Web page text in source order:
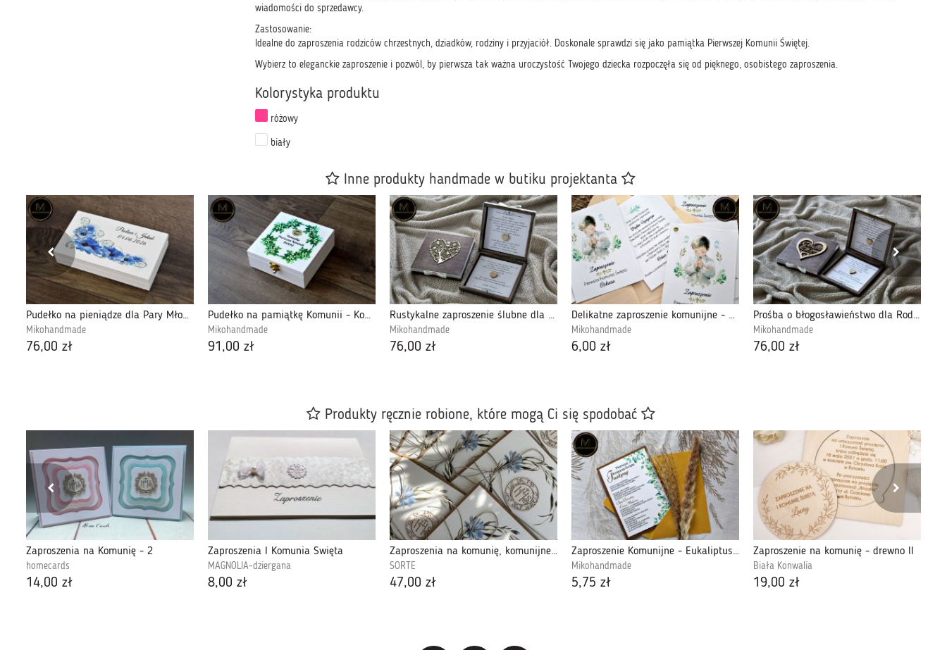
wiadomości do sprzedawcy.
Zastosowanie:
Idealne do zaproszenia rodziców chrzestnych, dziadków, rodziny i przyjaciół. Doskonale sprawdzi się jako pamiątka Pierwszej Komunii Świętej.
Wybierz to eleganckie zaproszenie i pozwól, by pierwsza tak ważna uroczystość Twojego dziecka rozpoczęła się od pięknego, osobistego zaproszenia.
Kolorystyka produktu
różowy
biały
Inne produkty handmade w butiku projektanta
Pudełko na pieniądze dla Pary Młodej - Kwiaty
Mikohandmade
76,00 zł
Pudełko na pamiątkę Komunii - Konwalie
Mikohandmade
91,00 zł
Rustykalne zaproszenie ślubne dla Rodziców 1
Mikohandmade
76,00 zł
Delikatne zaproszenie komunijne - Chłopiec
Mikohandmade
6,00 zł
Prośba o błogosławieństwo dla Rodziców Ślub
Mikohandmade
76,00 zł
Produkty ręcznie robione, które mogą Ci się spodobać
Zaproszenia na Komunię - 2
homecards
14,00 zł
Zaproszenia I Komunia Święta
MAGNOLIA-dziergana
8,00 zł
Zaproszenia na komunię, komunijne personalizowane
SORTE
47,00 zł
Zaproszenie Komunijne - Eukaliptus 2
Mikohandmade
5,75 zł
Zaproszenie na komunię - drewno II
Biała Konwalia
19,00 zł